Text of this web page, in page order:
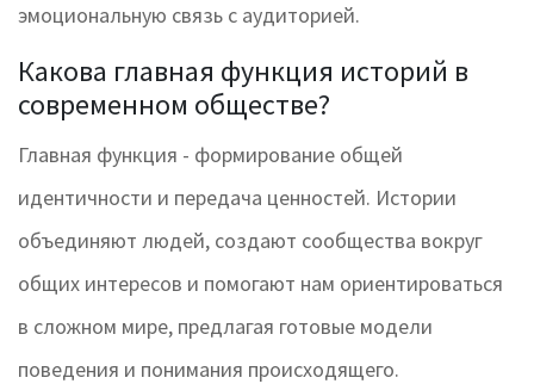
эмоциональную связь с аудиторией.
Какова главная функция историй в
современном обществе?
Главная функция - формирование общей
идентичности и передача ценностей. Истории
объединяют людей, создают сообщества вокруг
общих интересов и помогают нам ориентироваться
в сложном мире, предлагая готовые модели
поведения и понимания происходящего.